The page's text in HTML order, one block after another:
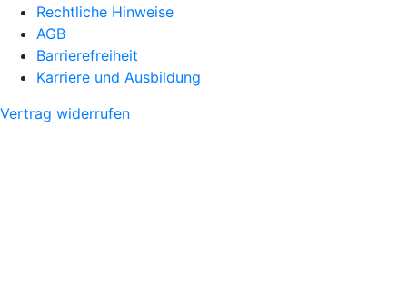
Rechtliche Hinweise
AGB
Barrierefreiheit
Karriere und Ausbildung
Vertrag widerrufen